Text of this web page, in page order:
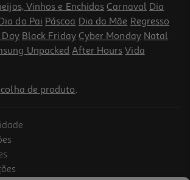
Vinhos e Enchidos Carnaval Dia
do Pai Páscoa Dia da Mãe Regresso
Day Black Friday Cyber Monday Natal
Unpacked After Hours Vida
de produto.